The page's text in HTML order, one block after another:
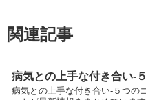
関連記事
病気との上手な付き合い-
病気との上手な付き合い-５つの